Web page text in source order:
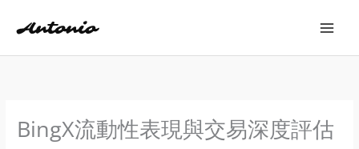
BingX流動性表現與交易深度評估